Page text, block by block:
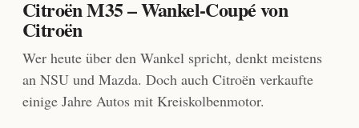
Citroën M35 – Wankel-Coupé von
Citroën
Wer heute über den Wankel spricht, denkt meistens
an NSU und Mazda. Doch auch Citroën verkaufte
einige Jahre Autos mit Kreiskolbenmotor.